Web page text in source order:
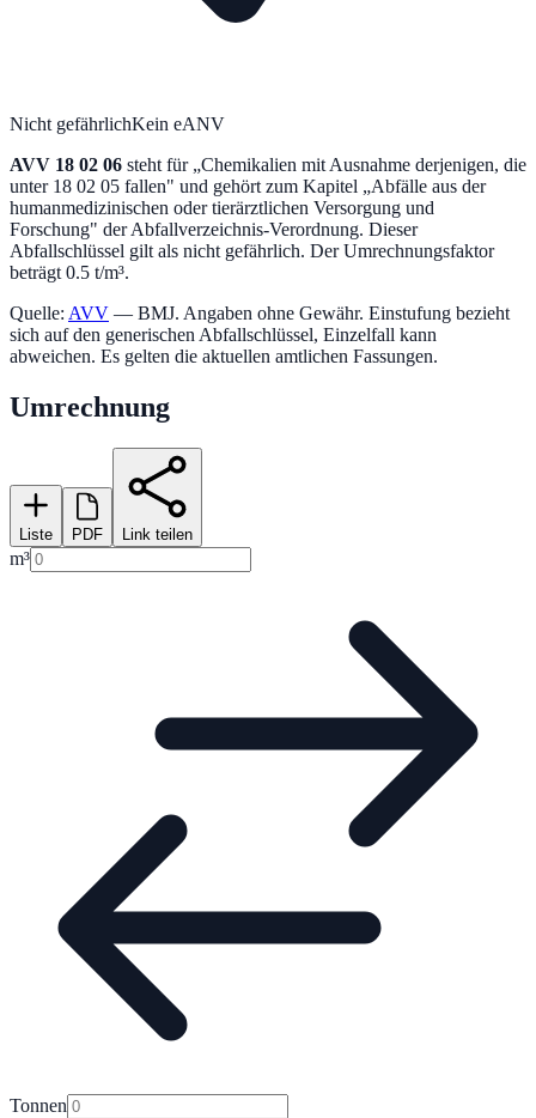
Nicht gefährlichKein eANV
AVV 18 02 06 steht für „Chemikalien mit Ausnahme derjenigen, die
unter 18 02 05 fallen" und gehört zum Kapitel „Abfälle aus der
humanmedizinischen oder tierärztlichen Versorgung und
Forschung" der Abfallverzeichnis-Verordnung. Dieser
Abfallschlüssel gilt als nicht gefährlich. Der Umrechnungsfaktor
beträgt 0.5 t/m³.
Quelle: AVV — BMJ. Angaben ohne Gewähr. Einstufung bezieht
sich auf den generischen Abfallschlüssel, Einzelfall kann
abweichen. Es gelten die aktuellen amtlichen Fassungen.
Umrechnung
Liste PDF Link teilen
m³
Tonnen